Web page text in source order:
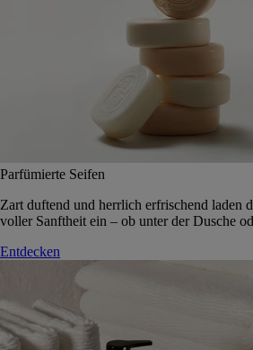
Parfümierte Seifen
Zart duftend und herrlich erfrischend laden
voller Sanftheit ein – ob unter der Dusche
Entdecken